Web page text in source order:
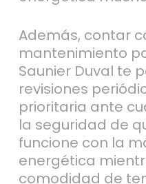
Además, contar
mantenimiento
Saunier Duval te
revisiones
prioritaria ante
la seguridad de
funcione con la
energética
comodidad de
controlado y sin